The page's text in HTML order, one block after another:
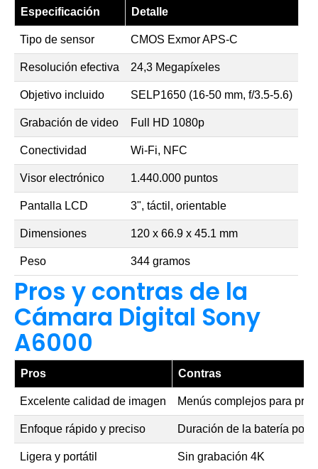
Especificación Detalle
Tipo de sensor CMOS Exmor APS-C
Resolución efectiva 24,3 Megapíxeles
Objetivo incluido SELP1650 (16-50 mm, f/3.5-5.6)
Grabación de video Full HD 1080p
Conectividad Wi-Fi, NFC
Visor electrónico 1.440.000 puntos
Pantalla LCD 3", táctil, orientable
Dimensiones 120 x 66.9 x 45.1 mm
Peso 344 gramos
Pros y contras de la
Cámara Digital Sony
A6000
Pros Contras
Excelente calidad de imagen Menús complejos para
Enfoque rápido y preciso Duración de la batería
Ligera y portátil Sin grabación 4K